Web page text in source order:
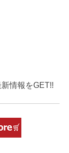
情報をGET!!